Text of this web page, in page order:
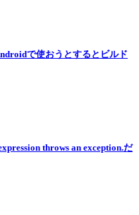
で使おうとするとビルド
throws an exception.だ